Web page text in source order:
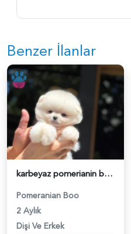
Benzer İlanlar
karbeyaz pomerianin boo - 6252
Pomeranian Boo
2 Aylık
Dişi Ve Erkek